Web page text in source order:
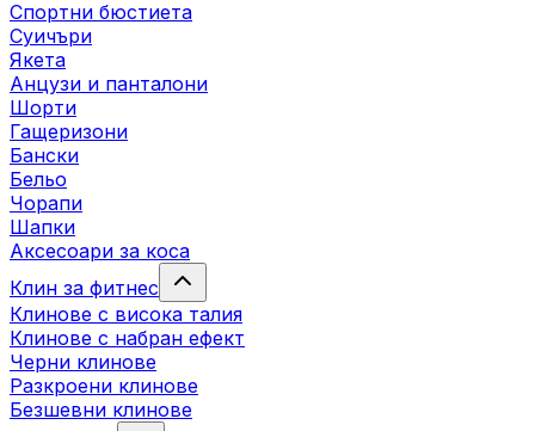
Спортни бюстиета
Суичъри
Якета
Aнцузи и панталони
Шорти
Гащеризони
Бански
Бельо
Чорапи
Шапки
Аксесоари за коса
Клин за фитнес
Клинове с висока талия
Клинове с набран ефект
Черни клинове
Разкроени клинове
Безшевни клинове